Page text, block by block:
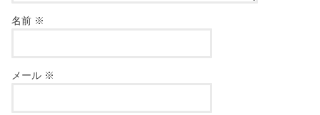
名前 ※
メール ※